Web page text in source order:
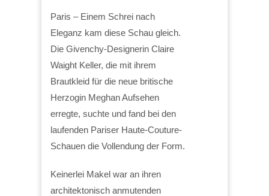
Paris – Einem Schrei nach
Eleganz kam diese Schau gleich.
Die Givenchy-Designerin Claire
Waight Keller, die mit ihrem
Brautkleid für die neue britische
Herzogin Meghan Aufsehen
erregte, suchte und fand bei den
laufenden Pariser Haute-Couture-
Schauen die Vollendung der Form.
Keinerlei Makel war an ihren
architektonisch anmutenden